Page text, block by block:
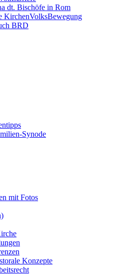
dt. Bischöfe in Rom
KirchenVolksBewegung
BRD
Synode
mit Fotos
Konzepte